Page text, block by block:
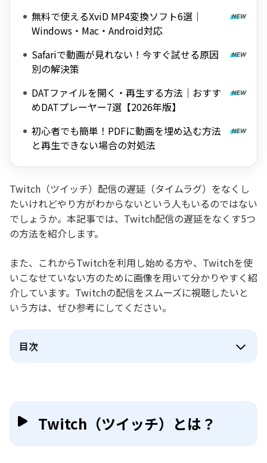
無料で使えるXviD MP4変換ソフト6選｜
Windows・Mac・Android対応
Safariで動画が見れない！今すぐ試せる原因
別の解決策
DATファイルを開く・再生する方法｜おすす
めDATプレーヤー7選【2026年版】
初心者でも簡単！PDFに動画を埋め込む方法
と再生できない場合の対処法
Twitch（ツイッチ）配信の遅延（タイムラグ）をなくし
たいけれどやり方がわからないという人もいるのではない
でしょうか。本記事では、Twitch配信の遅延をなくす5つ
の方法を紹介します。
また、これからTwitchを利用し始める方や、Twitchを使
いこなせていない方のために画像を用いて分かりやすく紹
介しています。Twitchの配信をスムーズに視聴したいと
いう方は、ぜひ参考にしてください。
目次
Twitch（ツイッチ）とは？